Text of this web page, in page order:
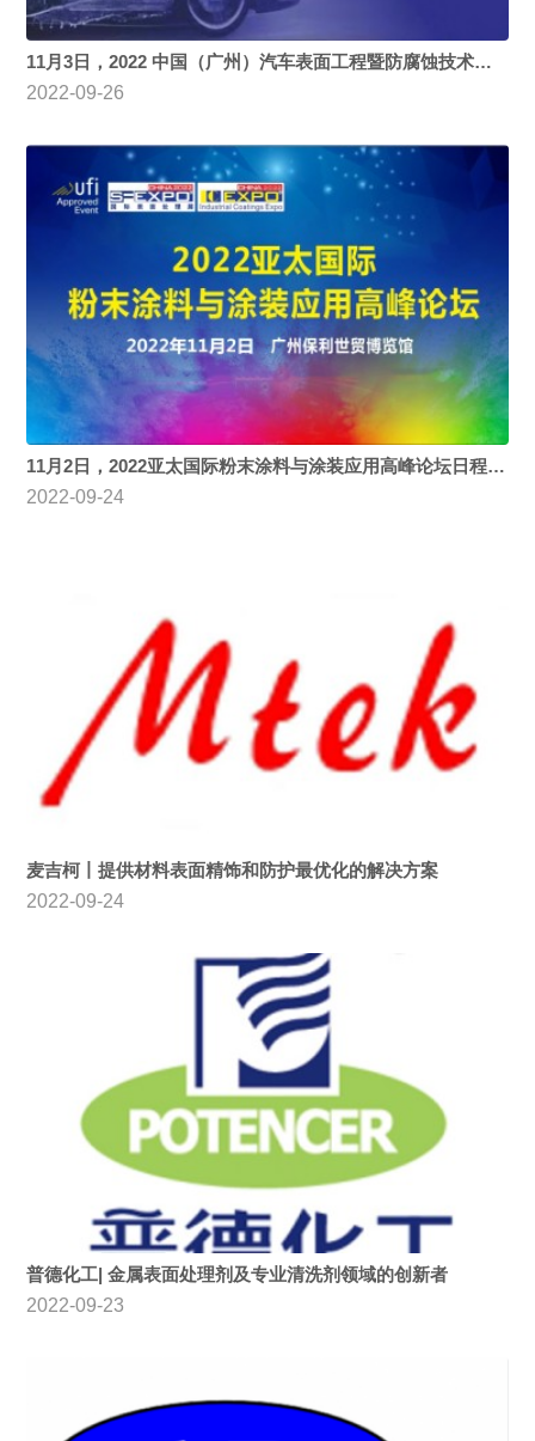
11月3日，2022 中国（广州）汽车表面工程暨防腐蚀技术研讨会完整议程揭晓
2022-09-26
11月2日，2022亚太国际粉末涂料与涂装应用高峰论坛日程速递
2022-09-24
麦吉柯丨提供材料表面精饰和防护最优化的解决方案
2022-09-24
普德化工| 金属表面处理剂及专业清洗剂领域的创新者
2022-09-23